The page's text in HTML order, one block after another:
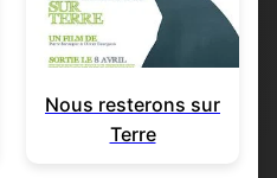
Nous resterons sur
Terre